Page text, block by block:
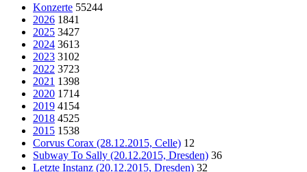
Konzerte 55244
2026 1841
2025 3427
2024 3613
2023 3102
2022 3723
2021 1398
2020 1714
2019 4154
2018 4525
2015 1538
Corvus Corax (28.12.2015, Celle) 12
Subway To Sally (20.12.2015, Dresden) 36
Letzte Instanz (20.12.2015, Dresden) 32